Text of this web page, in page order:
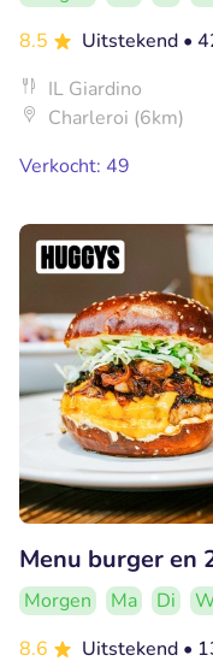
8.5
Uitstekend •
IL Giardino
Charleroi (6km)
Verkocht: 49
Menu burger en
Morgen Ma Di
8.6
Uitstekend •